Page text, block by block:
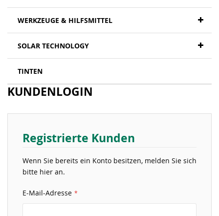
WERKZEUGE & HILFSMITTEL
SOLAR TECHNOLOGY
TINTEN
KUNDENLOGIN
Registrierte Kunden
Wenn Sie bereits ein Konto besitzen, melden Sie sich
bitte hier an.
E-Mail-Adresse